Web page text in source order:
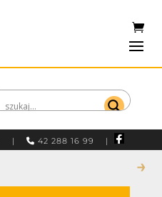
| 42 288 16 99 |
→